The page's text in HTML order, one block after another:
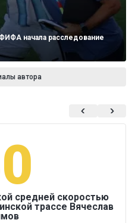
начала расследование
автора
средней скоростью
трассе Вячеслав